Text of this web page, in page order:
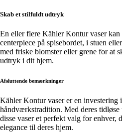
Skab et stilfuldt udtryk
En eller flere Kähler Kontur vaser kan
centerpiece på spisebordet, i stuen
med friske blomster eller grene for at
udtryk i dit hjem.
Afsluttende bemærkninger
Kähler Kontur vaser er en investering
håndværkstradition. Med deres
disse vaser et perfekt valg for enhver,
elegance til deres hjem.